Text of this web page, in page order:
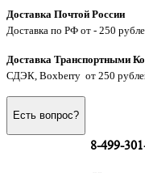
Доставка Почтой России
Доставка по РФ от - 250
Доставка Транспортными
СДЭК, Boxberry от 250
Есть вопрос?
8-499-